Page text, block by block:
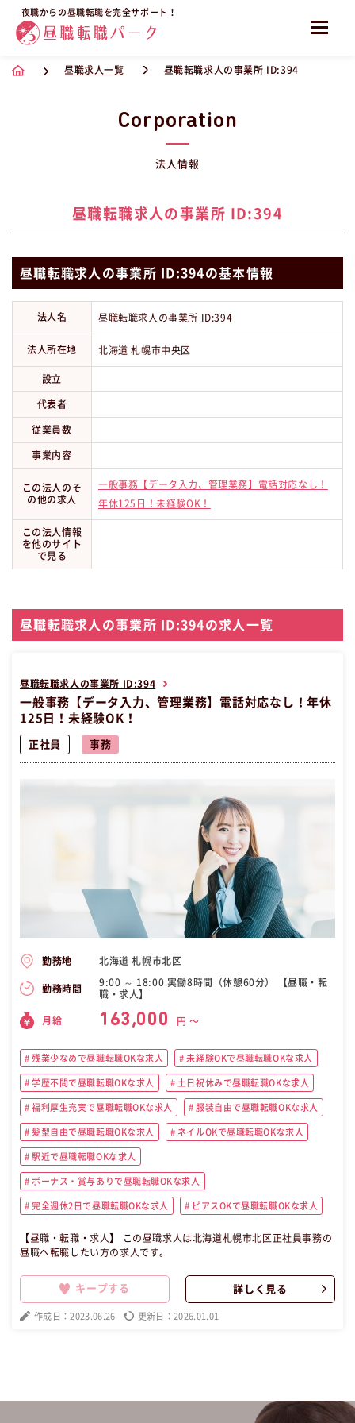
夜職からの昼職転職を完全サポート！
昼職求人一覧 昼職転職求人の事業所 ID:394
Corporation
法人情報
昼職転職求人の事業所 ID:394
昼職転職求人の事業所 ID:394の基本情報
法人名 昼職転職求人の事業所 ID:394
法人所在地 北海道 札幌市中央区
設立
代表者
従業員数
事業内容
この法人のそ
の他の求人
一般事務【データ入力、管理業務】電話対応なし！
年休125日！未経験OK！
この法人情報
を他のサイト
で見る
昼職転職求人の事業所 ID:394の求人一覧
昼職転職求人の事業所 ID:394
一般事務【データ入力、管理業務】電話対応なし！年休
125日！未経験OK！
正社員 事務
勤務地 北海道 札幌市北区
勤務時間
9:00 ～ 18:00 実働8時間（休憩60分） 【昼職・転
職・求人】
月給 163,000 円 〜
残業少なめで昼職転職OKな求人 未経験OKで昼職転職OKな求人
学歴不問で昼職転職OKな求人 土日祝休みで昼職転職OKな求人
福利厚生充実で昼職転職OKな求人 服装自由で昼職転職OKな求人
髪型自由で昼職転職OKな求人 ネイルOKで昼職転職OKな求人
駅近で昼職転職OKな求人
ボーナス・賞与ありで昼職転職OKな求人
完全週休2日で昼職転職OKな求人 ピアスOKで昼職転職OKな求人
【昼職・転職・求人】 この昼職求人は北海道札幌市北区正社員事務の
昼職へ転職したい方の求人です。
キープする 詳しく見る
作成日：2023.06.26 更新日：2026.01.01